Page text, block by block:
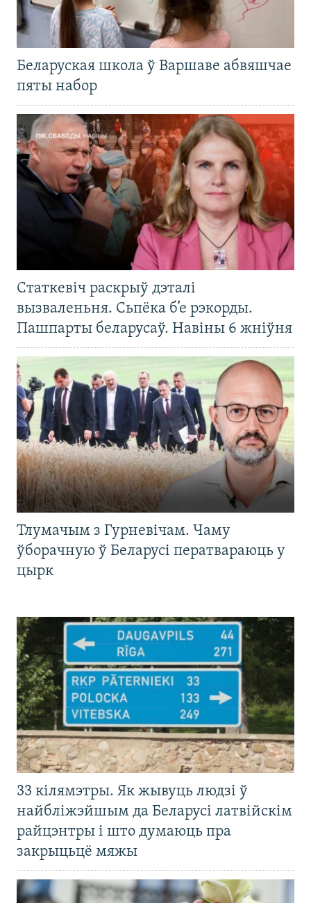
Беларуская школа ў Варшаве абвяшчае
пяты набор
Статкевіч раскрыў дэталі
вызваленьня. Сьпёка б’е рэкорды.
Пашпарты беларусаў. Навіны 6 жніўня
Тлумачым з Гурневічам. Чаму
ўборачную ў Беларусі ператвараюць у
цырк
33 кілямэтры. Як жывуць людзі ў
найбліжэйшым да Беларусі латвійскім
райцэнтры і што думаюць пра
закрыцьцё мяжы